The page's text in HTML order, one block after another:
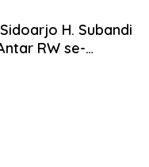
H. Subandi
RW se-